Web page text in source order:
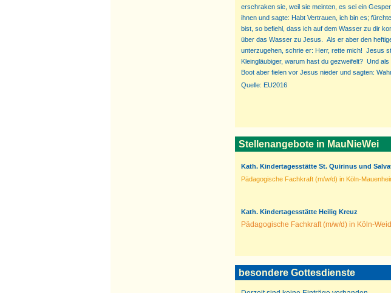
erschraken sie, weil sie meinten, es sei ein
ihnen und sagte: Habt Vertrauen, ich bin es;
bist, so befiehl, dass ich auf dem Wasser zu dir
über das Wasser zu Jesus. Als er aber den
unterzugehen, schrie er: Herr, rette mich! Jesus
Kleingläubiger, warum hast du gezweifelt? Und
Boot aber fielen vor Jesus nieder und sagten:
Quelle: EU2016
Stellenangebote in MauNieWei
Kath. Kindertagesstätte St. Quirinus und
Pädagogische Fachkraft (m/w/d) in Köln-
Kath. Kindertagesstätte Heilig Kreuz
Pädagogische Fachkraft (m/w/d) in Köln-
besondere Gottesdienste